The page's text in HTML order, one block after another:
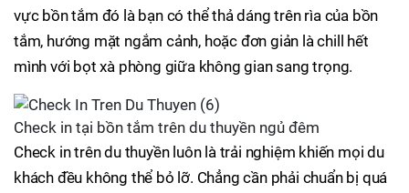
vực bồn tắm đó là bạn có thể thả dáng trên rìa của bồn
tắm, hướng mặt ngắm cảnh, hoặc đơn giản là chill hết
mình với bọt xà phòng giữa không gian sang trọng.
Check in tại bồn tắm trên du thuyền ngủ đêm
Check in trên du thuyền luôn là trải nghiệm khiến mọi du
khách đều không thể bỏ lỡ. Chẳng cần phải chuẩn bị quá